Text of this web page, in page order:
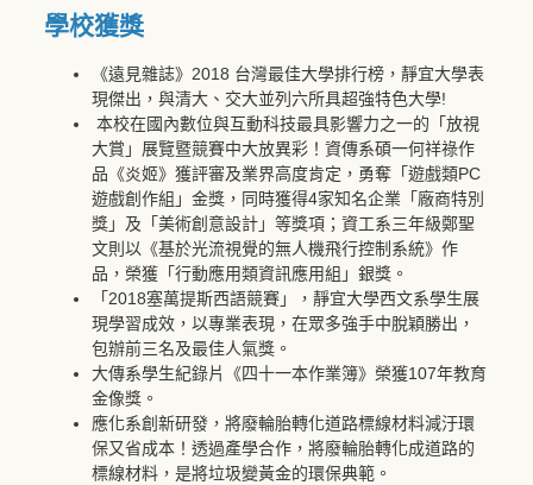
學校獲獎
《遠見雜誌》2018 台灣最佳大學排行榜，靜宜大學表
現傑出，與清大、交大並列六所具超強特色大學!
​ 本校在國內數位與互動科技最具影響力之一的「放視
大賞」展覽暨競賽中大放異彩！資傳系碩一何祥祿作
品《炎姬》獲評審及業界高度肯定，勇奪「遊戲類PC
遊戲創作組」金獎，同時獲得4家知名企業「廠商特別
獎」及「美術創意設計」等獎項；資工系三年級鄭聖
文則以《基於光流視覺的無人機飛行控制系統》作
品，榮獲「行動應用類資訊應用組」銀獎。
「2018塞萬提斯西語競賽」，靜宜大學西文系學生展
現學習成效，以專業表現，在眾多強手中脫穎勝出，
包辦前三名及最佳人氣獎。
大傳系學生紀錄片《四十一本作業簿》榮獲107年教育
金像獎。
應化系創新研發，將廢輪胎轉化道路標線材料減汙環
保又省成本！透過產學合作，將廢輪胎轉化成道路的
標線材料，是將垃圾變黃金的環保典範。